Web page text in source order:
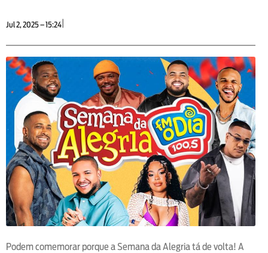
Jul 2, 2025 – 15:24
Podem comemorar porque a Semana da Alegria tá de volta! A